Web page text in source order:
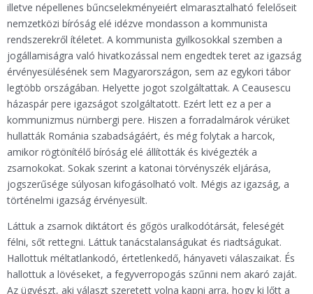
illetve népellenes bűncselekményeiért elmarasztalható felelőseit
nemzetközi bíróság elé idézve mondasson a kommunista
rendszerekről ítéletet. A kommunista gyilkosokkal szemben a
jogállamiságra való hivatkozással nem engedtek teret az igazság
érvényesülésének sem Magyarországon, sem az egykori tábor
legtöbb országában. Helyette jogot szolgáltattak. A Ceausescu
házaspár pere igazságot szolgáltatott. Ezért lett ez a per a
kommunizmus nürnbergi pere. Hiszen a forradalmárok vérüket
hullatták Románia szabadságáért, és még folytak a harcok,
amikor rögtönítélő bíróság elé állították és kivégezték a
zsarnokokat. Sokak szerint a katonai törvényszék eljárása,
jogszerűsége súlyosan kifogásolható volt. Mégis az igazság, a
történelmi igazság érvényesült.
Láttuk a zsarnok diktátort és gőgös uralkodótársát, feleségét
félni, sőt rettegni. Láttuk tanácstalanságukat és riadtságukat.
Hallottuk méltatlankodó, értetlenkedő, hányaveti válaszaikat. És
hallottuk a lövéseket, a fegyverropogás szűnni nem akaró zaját.
Az ügyészt, aki választ szeretett volna kapni arra, hogy ki lőtt a